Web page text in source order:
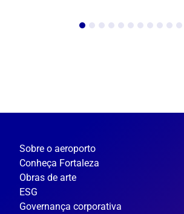
Sobre o aeroporto
Conheça Fortaleza
Obras de arte
ESG
Governança corporativa